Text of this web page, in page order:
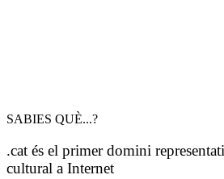
SABIES QUÈ...?
.cat és el primer domini
cultural a Internet